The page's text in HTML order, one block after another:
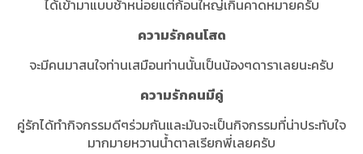
ได้เข้ามาแบบช้าหน่อยแต่ก้อนใหญ่เกินคาดหมายครับ
ความรักคนโสด
จะมีคนมาสนใจท่านเสมือนท่านนั้นเป็นน้องๆดาราเลยนะครับ
ความรักคนมีคู่
คู่รักได้ทำกิจกรรมดีๆร่วมกันและมันจะเป็นกิจกรรมที่น่าประทับใจ
มากมายหวานน้ำตาลเรียกพี่เลยครับ